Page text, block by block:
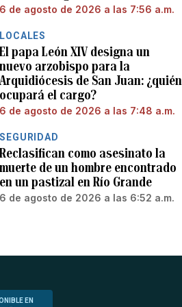
6 de agosto de 2026 a las 7:56 a.m.
LOCALES
El papa León XIV designa un
nuevo arzobispo para la
Arquidiócesis de San Juan: ¿quién
ocupará el cargo?
6 de agosto de 2026 a las 7:48 a.m.
SEGURIDAD
Reclasifican como asesinato la
muerte de un hombre encontrado
en un pastizal en Río Grande
6 de agosto de 2026 a las 6:52 a.m.
EN